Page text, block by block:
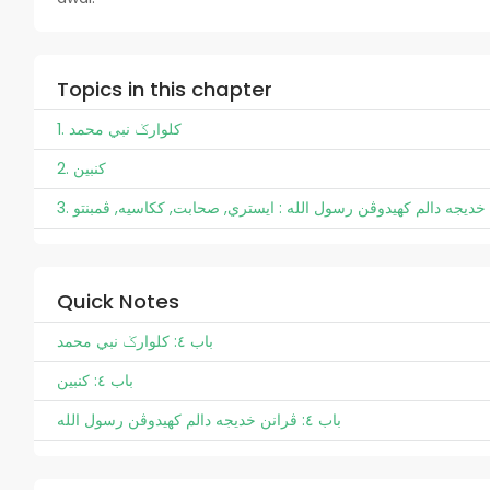
Topics in this chapter
1. کلوارݢ نبي محمد
2. کنبين
خديجه دالم کهيدوڤن رسول الله : ايستري, صحابت, ککاسيه, ڤمبنتو
Quick Notes
باب ٤: کلوارݢ نبي محمد
باب ٤: کنبين
باب ٤: ڤرانن خديجه دالم کهيدوڤن رسول الله